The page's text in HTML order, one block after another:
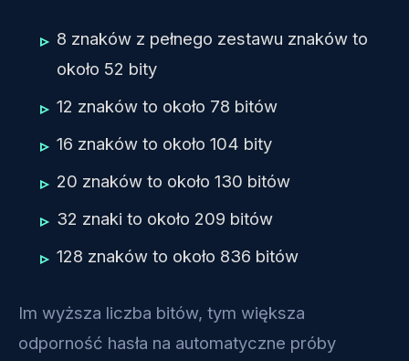
8 znaków z pełnego zestawu znaków to
około 52 bity
12 znaków to około 78 bitów
16 znaków to około 104 bity
20 znaków to około 130 bitów
32 znaki to około 209 bitów
128 znaków to około 836 bitów
Im wyższa liczba bitów, tym większa
odporność hasła na automatyczne próby